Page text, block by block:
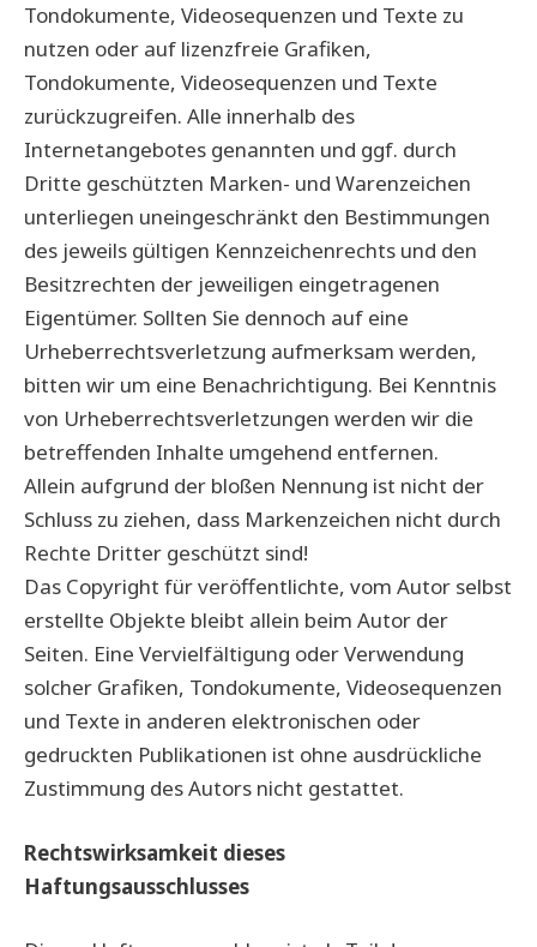
Tondokumente, Videosequenzen und Texte zu
nutzen oder auf lizenzfreie Grafiken,
Tondokumente, Videosequenzen und Texte
zurückzugreifen. Alle innerhalb des
Internetangebotes genannten und ggf. durch
Dritte geschützten Marken- und Warenzeichen
unterliegen uneingeschränkt den Bestimmungen
des jeweils gültigen Kennzeichenrechts und den
Besitzrechten der jeweiligen eingetragenen
Eigentümer. Sollten Sie dennoch auf eine
Urheberrechtsverletzung aufmerksam werden,
bitten wir um eine Benachrichtigung. Bei Kenntnis
von Urheberrechtsverletzungen werden wir die
betreffenden Inhalte umgehend entfernen.
Allein aufgrund der bloßen Nennung ist nicht der
Schluss zu ziehen, dass Markenzeichen nicht durch
Rechte Dritter geschützt sind!
Das Copyright für veröffentlichte, vom Autor selbst
erstellte Objekte bleibt allein beim Autor der
Seiten. Eine Vervielfältigung oder Verwendung
solcher Grafiken, Tondokumente, Videosequenzen
und Texte in anderen elektronischen oder
gedruckten Publikationen ist ohne ausdrückliche
Zustimmung des Autors nicht gestattet.
Rechtswirksamkeit dieses
Haftungsausschlusses